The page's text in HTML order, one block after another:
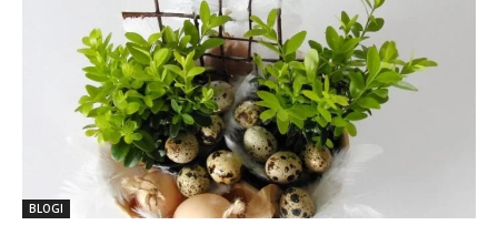
BLOGI